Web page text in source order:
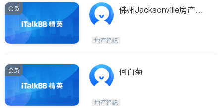
会员
佛州Jacksonville房产经
地产经纪
会员 何白菊
地产经纪